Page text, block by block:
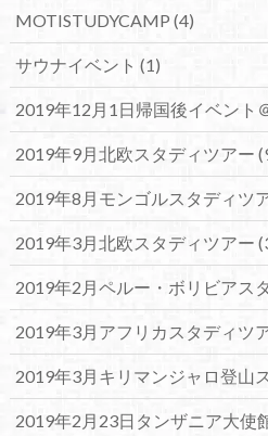
MOTISTUDYCAMP (4)
サウナイベント (1)
2019年12月1日帰国後イベント
2019年9月北欧スタディツアー
2019年8月モンゴルスタディツ
2019年3月北欧スタディツアー
2019年2月ペルー・ボリビアス
2019年3月アフリカスタディツ
2019年3月キリマンジャロ登山
2019年2月23日タンザニア大使